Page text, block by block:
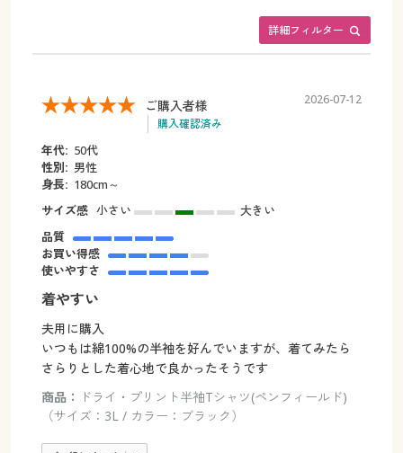
詳細フィルター
ご購入者様
購入確認済み
2026-07-12
年代: 50代
性別: 男性
身長: 180cm～
サイズ感 小さい
大きい
品質
お買い得感
使いやすさ
着やすい
夫用に購入
いつもは綿100%の半袖を好んでいますが、着てみたら
さらりとした着心地で良かったそうです
商品：
ドライ・プリント半袖Tシャツ(ペンフィールド)
（サイズ：3L / カラー：ブラック）